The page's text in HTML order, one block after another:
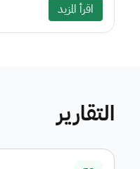
اقرأ المزيد
التقارير